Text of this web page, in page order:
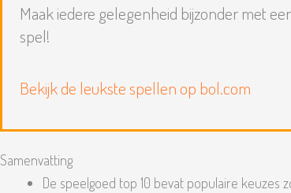
Maak iedere gelegenheid bijzonder met
spel!
Bekijk de leukste spellen op bol.com
Samenvatting
De speelgoed top 10 bevat populaire keuzes